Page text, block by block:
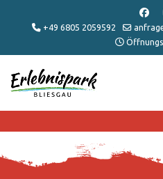
+49 6805 2059592